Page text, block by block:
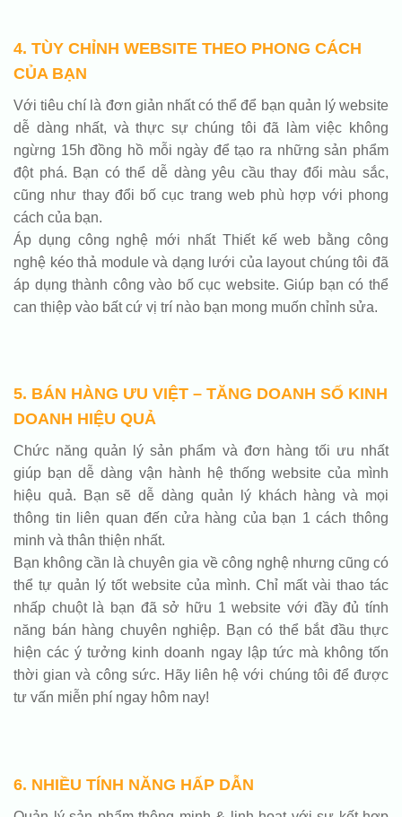
4. TÙY CHỈNH WEBSITE THEO PHONG CÁCH
CỦA BẠN
Với tiêu chí là đơn giản nhất có thể để bạn quản lý website
dễ dàng nhất, và thực sự chúng tôi đã làm việc không
ngừng 15h đồng hồ mỗi ngày để tạo ra những sản phẩm
đột phá. Bạn có thể dễ dàng yêu cầu thay đổi màu sắc,
cũng như thay đổi bố cục trang web phù hợp với phong
cách của bạn.
Áp dụng công nghệ mới nhất Thiết kế web bằng công
nghệ kéo thả module và dạng lưới của layout chúng tôi đã
áp dụng thành công vào bố cục website. Giúp bạn có thể
can thiệp vào bất cứ vị trí nào bạn mong muốn chỉnh sửa.
5. BÁN HÀNG ƯU VIỆT – TĂNG DOANH SỐ KINH
DOANH HIỆU QUẢ
Chức năng quản lý sản phẩm và đơn hàng tối ưu nhất
giúp bạn dễ dàng vận hành hệ thống website của mình
hiệu quả. Bạn sẽ dễ dàng quản lý khách hàng và mọi
thông tin liên quan đến cửa hàng của bạn 1 cách thông
minh và thân thiện nhất.
Bạn không cần là chuyên gia về công nghệ nhưng cũng có
thể tự quản lý tốt website của mình. Chỉ mất vài thao tác
nhấp chuột là bạn đã sở hữu 1 website với đầy đủ tính
năng bán hàng chuyên nghiệp. Bạn có thể bắt đầu thực
hiện các ý tưởng kinh doanh ngay lập tức mà không tốn
thời gian và công sức. Hãy liên hệ với chúng tôi để được
tư vấn miễn phí ngay hôm nay!
6. NHIỀU TÍNH NĂNG HẤP DẪN